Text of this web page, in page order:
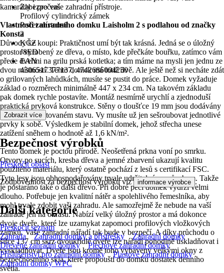
Zabezpečení
Profilový cylindrický zámek
Počet místností
2
KČZ
J8ED
EAN
4306517377137, 4742686004250
kamarády i pro vaše zahradní přístroje.
Vlastnosti zahradního domku Laisholm 2 s podlahou od značky
Konsta
Důvody ke koupi: Praktičnost umí být tak krásná. Jedná se o úložný
prostor vyrobený ze dřeva, o místo, kde přečkáte bouřku, zatímco vám
přede dveřmi na grilu prská kotletka; a tím máme na mysli jen jednu ze
dvou místností. Tento domek má totiž dvě. Ale ještě než si necháte zdát
o grilovaných lahůdkách, musíte se pustit do práce. Domek vyžaduje
základ o rozměrech minimálně 447 x 234 cm. Na takovém základu
pak domek rychle postavíte. Montáž nesmírně urychlí a zjednoduší
praktická prvková konstrukce. Stěny o tloušťce 19 mm jsou dodávány
téměř ve smontovaném stavu. Vy musíte už jen sešroubovat jednotlivé
prvky k sobě. Výsledkem je stabilní domek, jehož střecha unese
zatížení sněhem o hodnotě až 1,6 kN/m².
Tento domek je poctou přírodě. Neošetřená prkna voní po smrku.
Otvory po sucích, kresba dřeva a jemné zbarvení ukazují kvalitu
použitého materiálu, který ostatně pochází z lesů s certifikací FSC.
Tyto lesy jsou obhospodařovány trvale udržitelným způsobem. Takže
je postaráno také o další dřevo. Při dobré péči domek vydrží velmi
dlouho. Potřebuje jen kvalitní nátěr a spolehlivého řemeslníka, aby
mohl trvale zdobit vaši zahradu. Ale samozřejmě že nebude na vaší
zahradě jen na okrasu. Nabízí velký úložný prostor a má dokonce
dvoje dveře, které lze uzamykat zapomoci profilových vložkových
zámků. Vaše zahradní nářadí tak bude v bezpečí. A díky průchodu o
šířce 137 cm skrz dvoukřídlé dveře lze nářadí pohodlně uskladňovat i
vyskladňovat. Dveře jsou kromě toho vybaveny velkými okny z
bezpečnostního skla, které propouští do domku dostatek denního
světla.
Zobrazit více
Bezpečnost výrobků
Přeskočit oblast
Zodpovědnost za bezpečnost výrobku viz informace výrobce .
Další kategorie
Přeskočit seznam
Zahrada
Zahradní domky a přístřešky
Zahradní domky
Dřevěné zahradní domky
Plechové zahradní domky
Příslušenství pro zahradní domky
Plastové zahradní domky
Zahradní domky WPC